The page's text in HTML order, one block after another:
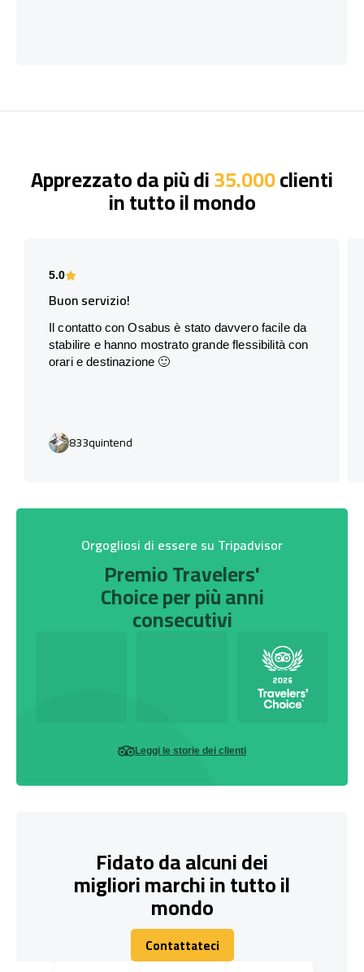
Apprezzato da più di35.000clienti
in tutto il mondo
5.0
Buon servizio!
Il contatto con Osabus è stato davvero facile da
stabilire e hanno mostrato grande flessibilità con
orari e destinazione 🙂
833quintend
Orgogliosi di essere su Tripadvisor
Premio Travelers'
Choice per più anni
consecutivi
Leggi le storie dei clienti
Fidato da alcuni dei
migliori marchi in tutto il
mondo
Contattateci
Contattateci